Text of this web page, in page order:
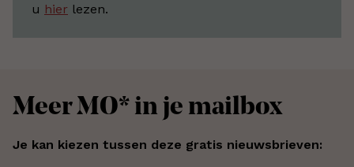
u hier lezen.
Meer MO* in je mailbox
Je kan kiezen tussen deze gratis nieuwsbrieven: